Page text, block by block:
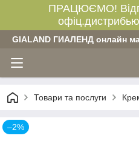
ПРАЦЮЄМО!
GIALAND ГИАЛЕНД онлайн
Товари та послуги
–2%